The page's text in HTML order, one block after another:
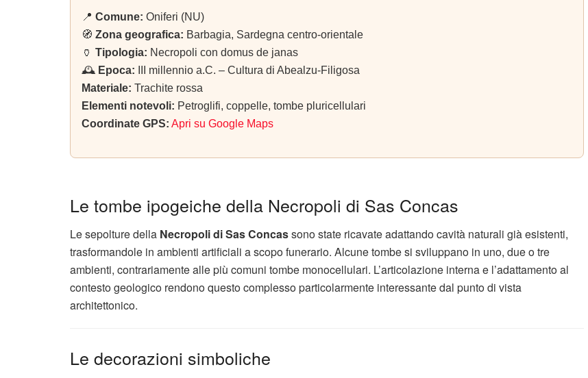
📍 Comune: Oniferi (NU)
🧭 Zona geografica: Barbagia, Sardegna centro-orientale
🏺 Tipologia: Necropoli con domus de janas
🕰️ Epoca: III millennio a.C. – Cultura di Abealzu-Filigosa
Materiale: Trachite rossa
Elementi notevoli: Petroglifi, coppelle, tombe pluricellulari
Coordinate GPS: Apri su Google Maps
Le tombe ipogeiche della Necropoli di Sas Concas
Le sepolture della Necropoli di Sas Concassono state ricavate adattando cavità naturali già esistenti,
trasformandole in ambienti artificiali a scopo funerario. Alcune tombe si sviluppano in uno, due o tre
ambienti, contrariamente alle più comuni tombe monocellulari. L’articolazione interna e l’adattamento al
contesto geologico rendono questo complesso particolarmente interessante dal punto di vista
architettonico.
Le decorazioni simboliche